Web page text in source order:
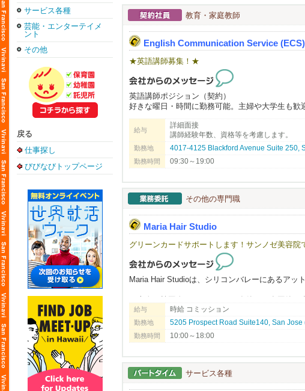
サービス各種
芸能・エンターテイメ
ント
その他
戻る
仕事探し
びびなびトップページ
教育・家庭教師
English Communication Service (ECS)
★英語講師募集！★
英語講師ポジション（契約）
好きな曜日・時間に勤務可能。主婦や大学生も
日本から来て間もないご家族が、まずぶつかる
ています。きめ細かいサービスが沢山のご家族
労働許可。資格や経験がない場合でも、まずは
English Communication Service (ECS) is seeking
給与
詳細面接
講師経験年数、資格等を考慮します。
勤務地 4017-4125 Blackford Avenue Suite 250,
勤務時間 09:30～19:00
その他の専門職
Maria Hair Studio
グリーンカードサポートします！サンノゼ美容
Maria Hair Studioは、シリコンバレーにあるアッ
お互いに協力しながら、それぞれの技術や経験
オーナーもスタッフも穏やかで話しやすく、
初めての方でも安心してスタートできる雰囲気を
トレンドスタイル、特別なイベント向けのスタイ
美容師として様々な技術・スタイルを経験できる
給与 時給 コミッション
勤務地 5205 Prospect Road Suite140, San
勤務時間 10:00～18:00
サービス各種